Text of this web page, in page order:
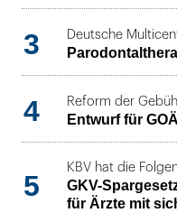
3 Deutsche
4 Reform der
Entwurf für
5
KBV hat die
GKV-
für Ärzte mit